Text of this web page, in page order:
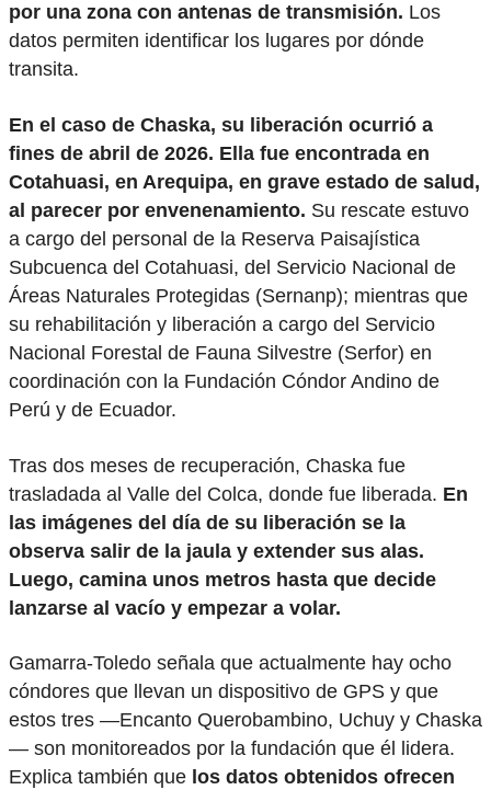
por una zona con antenas de transmisión. Los
datos permiten identificar los lugares por dónde
transita.
En el caso de Chaska, su liberación ocurrió a
fines de abril de 2026. Ella fue encontrada en
Cotahuasi, en Arequipa, en grave estado de salud,
al parecer por envenenamiento. Su rescate estuvo
a cargo del personal de la Reserva Paisajística
Subcuenca del Cotahuasi, del Servicio Nacional de
Áreas Naturales Protegidas (Sernanp); mientras que
su rehabilitación y liberación a cargo del Servicio
Nacional Forestal de Fauna Silvestre (Serfor) en
coordinación con la Fundación Cóndor Andino de
Perú y de Ecuador.
Tras dos meses de recuperación, Chaska fue
trasladada al Valle del Colca, donde fue liberada. En
las imágenes del día de su liberación se la
observa salir de la jaula y extender sus alas.
Luego, camina unos metros hasta que decide
lanzarse al vacío y empezar a volar.
Gamarra-Toledo señala que actualmente hay ocho
cóndores que llevan un dispositivo de GPS y que
estos tres —Encanto Querobambino, Uchuy y Chaska
— son monitoreados por la fundación que él lidera.
Explica también que los datos obtenidos ofrecen